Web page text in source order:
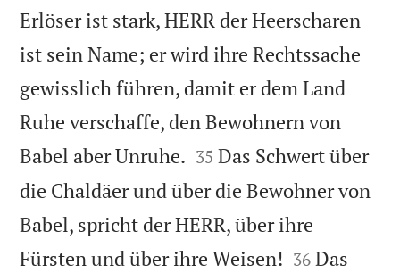
Erlöser ist stark, HERR der Heerscharen
ist sein Name; er wird ihre Rechtssache
gewisslich führen, damit er dem Land
Ruhe verschaffe, den Bewohnern von
Babel aber Unruhe. 

35 Das Schwert über
die Chaldäer und über die Bewohner von
Babel, spricht der HERR, über ihre
Fürsten und über ihre Weisen! 

36 Das